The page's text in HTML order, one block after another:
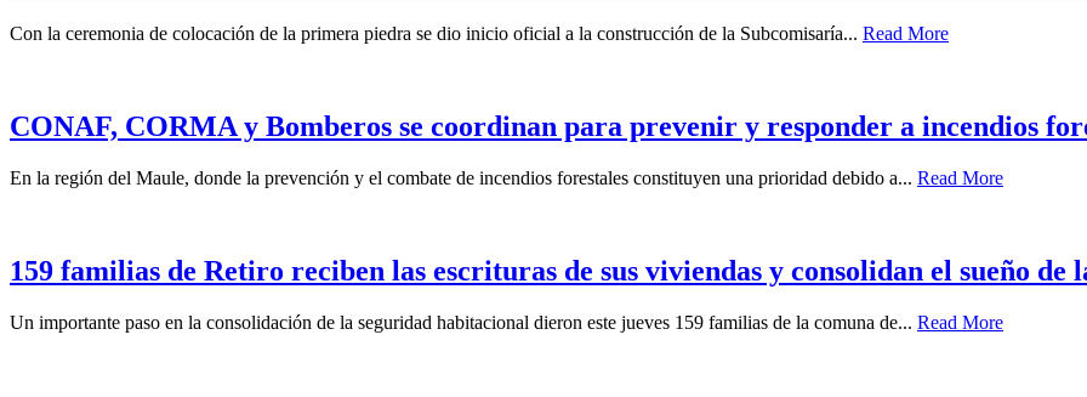
Con la ceremonia de colocación de la primera piedra se dio inicio oficial a la construcción de la Subcomisaría... Read More
CONAF, CORMA y Bomberos se coordinan para prevenir y responder a incendios
En la región del Maule, donde la prevención y el combate de incendios forestales constituyen una prioridad debido a... Read More
159 familias de Retiro reciben las escrituras de sus viviendas y consolidan el sueño de
Un importante paso en la consolidación de la seguridad habitacional dieron este jueves 159 familias de la comuna de... Read More